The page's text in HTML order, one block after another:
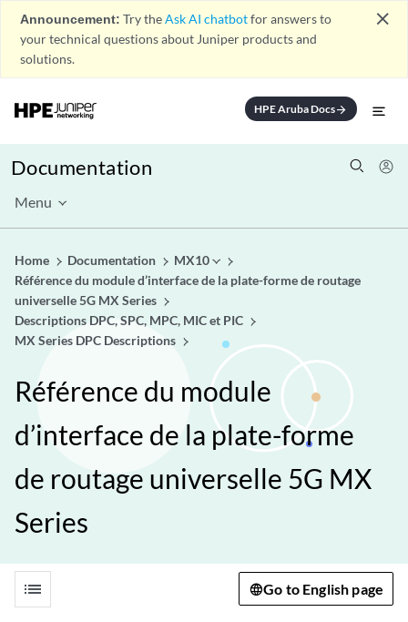
Announcement: Try theAsk AI chatbotfor answers to
your technical questions about Juniper products and
solutions.
close
HPE Aruba Docsarrow_forward
Documentation
Menu
Home Documentation
MX10
Référence du module d’interface de la plate-forme de routage
universelle 5G MX Series
Descriptions DPC, SPC, MPC, MIC et PIC
MX Series DPC Descriptions
Référence du module
d’interface de la plate-forme
de routage universelle 5G MX
Series
list Go to English page